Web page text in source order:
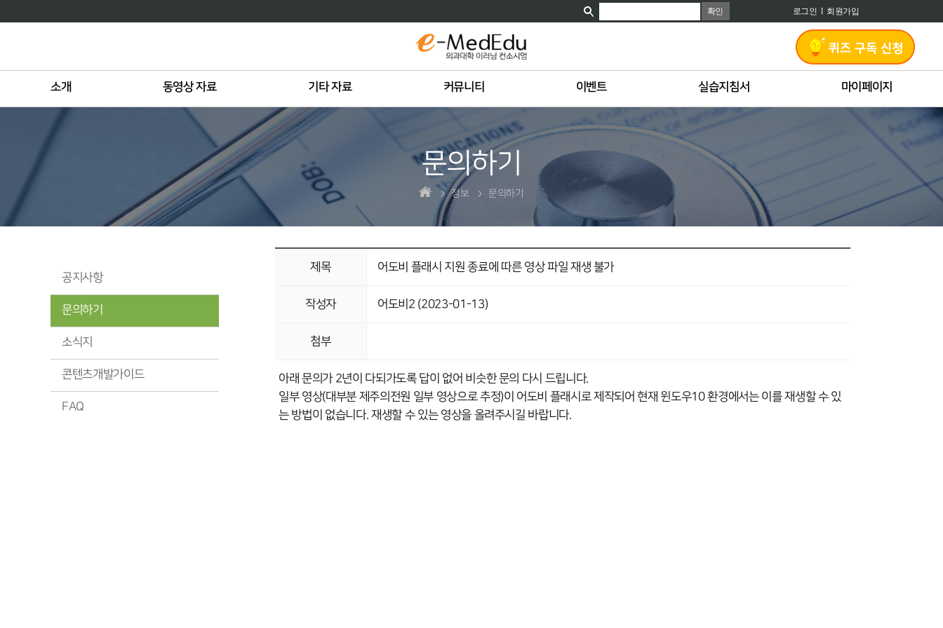
로그인 l 회원가입
확인
소개 동영상 자료 기타 자료 커뮤니티 이벤트 실습지침서 마이페이지
문의하기
정보 문의하기
공지사항
문의하기
소식지
콘텐츠개발가이드
FAQ
제목 어도비 플래시 지원 종료에 따른 영상 파일 재생 불가
작성자 어도비2 (2023-01-13)
첨부
아래 문의가 2년이 다되가도록 답이 없어 비슷한 문의 다시 드립니다.
일부 영상(대부분 제주의전원 일부 영상으로 추정)이 어도비 플래시로 제작되어 현재 윈도우10 환경에서는 이를 재생할 수 있
는 방법이 없습니다. 재생할 수 있는 영상을 올려주시길 바랍니다.